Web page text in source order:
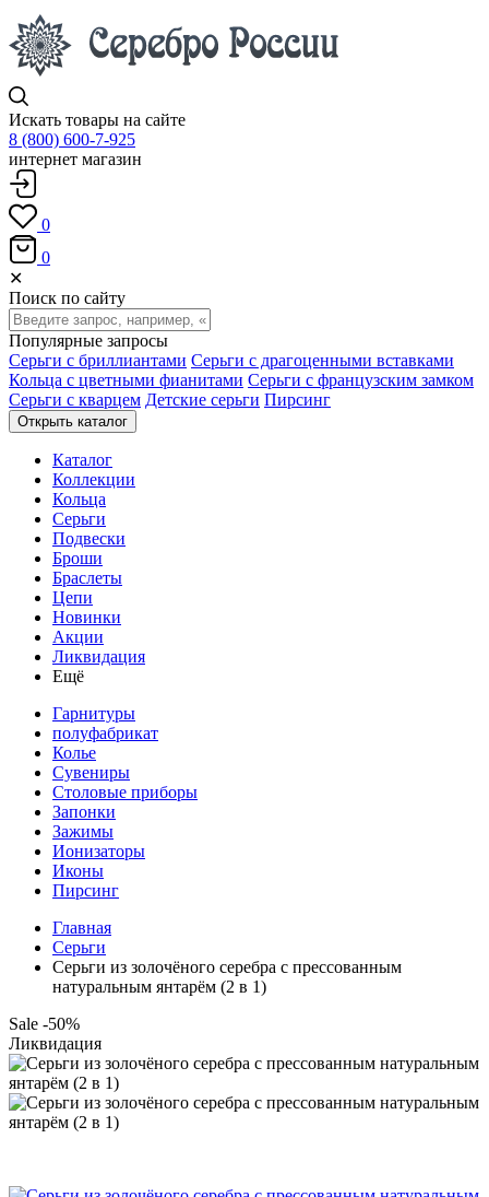
Искать товары на сайте
8 (800) 600-7-925
интернет магазин
0
0
✕
Поиск по сайту
Популярные запросы
Серьги с бриллиантами Серьги с драгоценными вставками
Кольца с цветными фианитами Серьги с французским замком
Серьги с кварцем Детские серьги Пирсинг
Открыть каталог
Каталог
Коллекции
Кольца
Серьги
Подвески
Броши
Браслеты
Цепи
Новинки
Акции
Ликвидация
Ещё
Гарнитуры
полуфабрикат
Колье
Сувениры
Столовые приборы
Запонки
Зажимы
Ионизаторы
Иконы
Пирсинг
Главная
Серьги
Серьги из золочёного серебра с прессованным
натуральным янтарём (2 в 1)
Sale -50%
Ликвидация